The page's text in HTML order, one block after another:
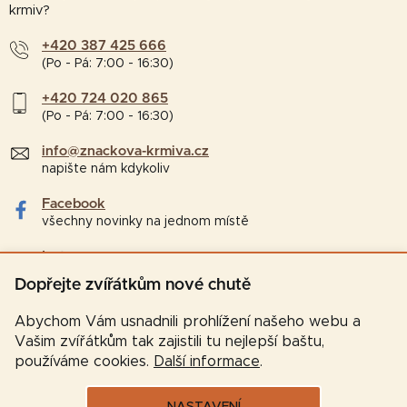
Dopřejte zvířátkům nové chutě
Abychom Vám usnadnili prohlížení našeho webu a
Vašim zvířátkům tak zajistili tu nejlepší baštu,
používáme cookies. Další informace.
krmiv?
+420 387 425 666
(Po - Pá: 7:00 - 16:30)
+420 724 020 865
(Po - Pá: 7:00 - 16:30)
info@znackova-krmiva.cz
napište nám kdykoliv
Facebook
všechny novinky na jednom místě
Instagram
tipy a zajímavosti pro chovatele